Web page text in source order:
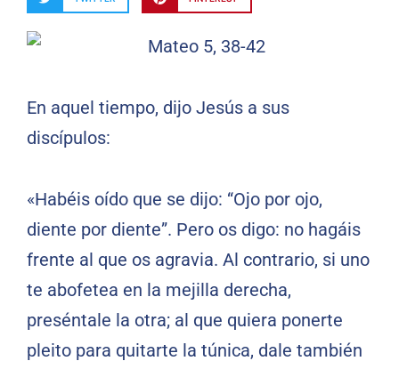
En aquel tiempo, dijo Jesús a sus
discípulos:
«Habéis oído que se dijo: “Ojo por ojo,
diente por diente”. Pero os digo: no hagáis
frente al que os agravia. Al contrario, si uno
te abofetea en la mejilla derecha,
preséntale la otra; al que quiera ponerte
pleito para quitarte la túnica, dale también